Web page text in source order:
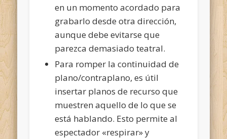
en un momento acordado para
grabarlo desde otra dirección,
aunque debe evitarse que
parezca demasiado teatral.
Para romper la continuidad de
plano/contraplano, es útil
insertar planos de recurso que
muestren aquello de lo que se
está hablando. Esto permite al
espectador «respirar» y